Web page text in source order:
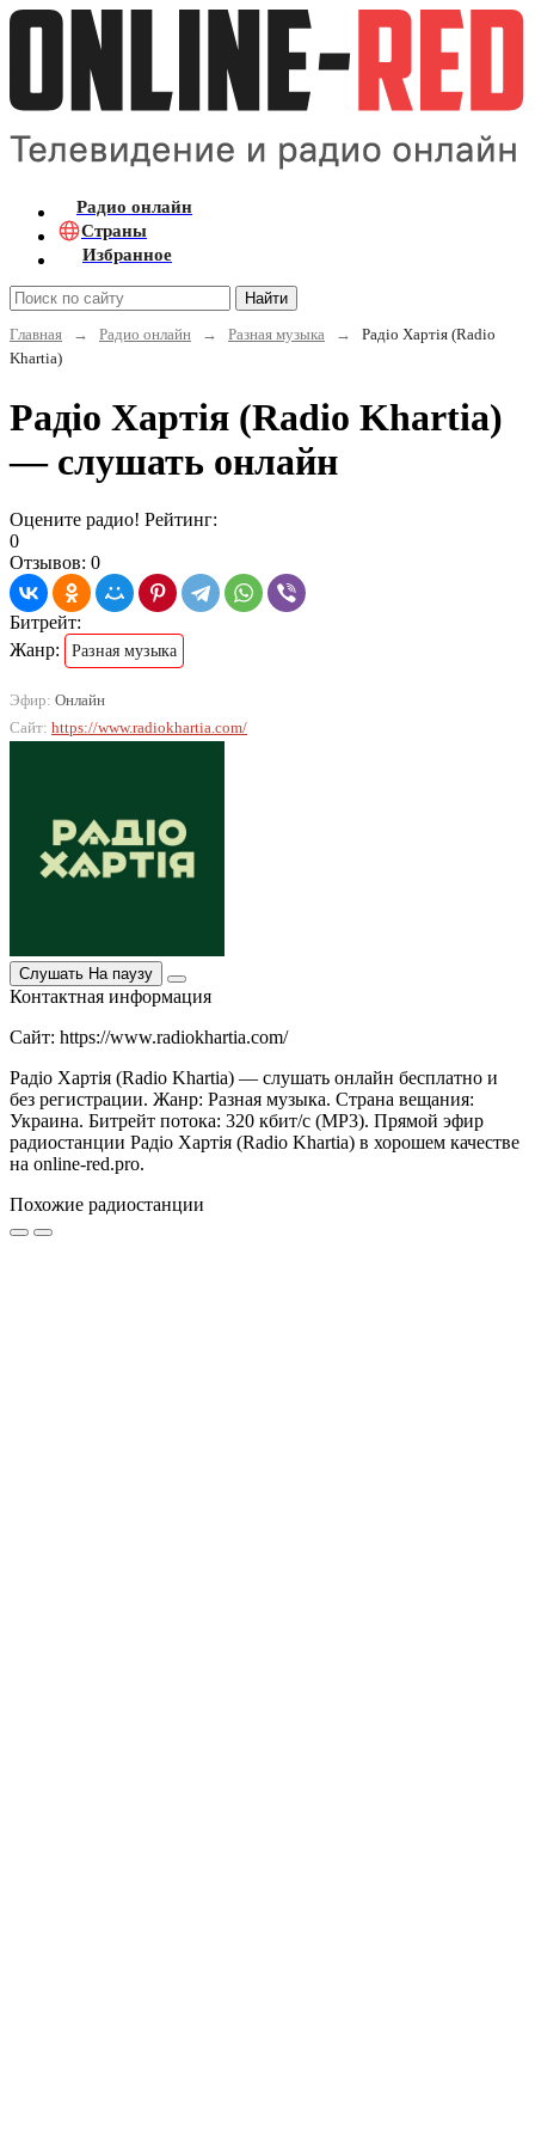
Радио онлайн
Страны
Избранное
Найти
Главная
→ Радио онлайн → Разная музыка →
Радіо Хартія (Radio
Khartia)
Радіо Хартія (Radio Khartia)
— слушать онлайн
Оцените радио! Рейтинг:
0
Отзывов: 0
Битрейт:
Жанр:
Разная музыка
Эфир: Онлайн
Сайт: https://www.radiokhartia.com/
Слушать На паузу
Контактная информация
Сайт: https://www.radiokhartia.com/
Радіо Хартія (Radio Khartia) — слушать онлайн бесплатно и
без регистрации. Жанр: Разная музыка. Страна вещания:
Украина. Битрейт потока: 320 кбит/с (MP3). Прямой эфир
радиостанции Радіо Хартія (Radio Khartia) в хорошем качестве
на online-red.pro.
Похожие радиостанции